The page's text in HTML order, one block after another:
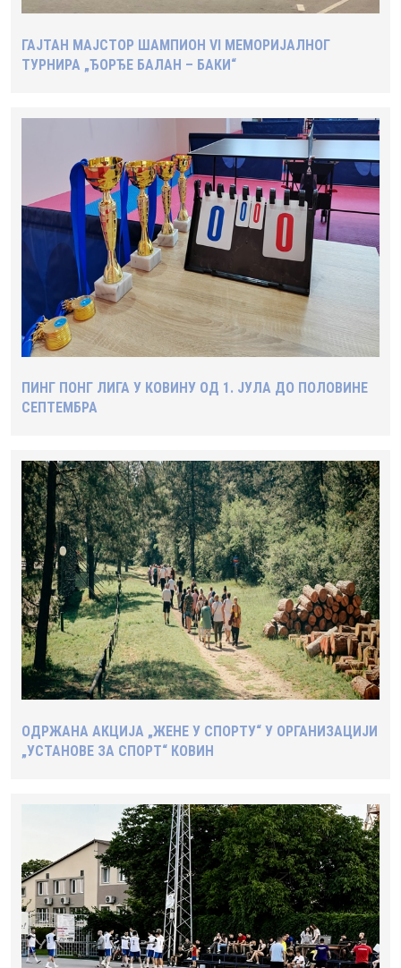
ГАЈТАН МАЈСТОР ШАМПИОН VI МЕМОРИЈАЛНОГ
ТУРНИРА „ЂОРЂЕ БАЛАН – БАКИ“
ПИНГ ПОНГ ЛИГА У КОВИНУ ОД 1. ЈУЛА ДО ПОЛОВИНЕ
СЕПТЕМБРА
ОДРЖАНА АКЦИЈА „ЖЕНЕ У СПОРТУ“ У ОРГАНИЗАЦИЈИ
„УСТАНОВЕ ЗА СПОРТ“ КОВИН